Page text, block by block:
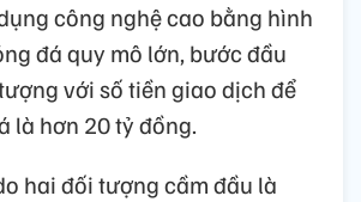
công nghệ cao bằng hình
đá quy mô lớn, bước đầu
với số tiền giao dịch để
là hơn 20 tỷ đồng.
hai đối tượng cầm đầu là